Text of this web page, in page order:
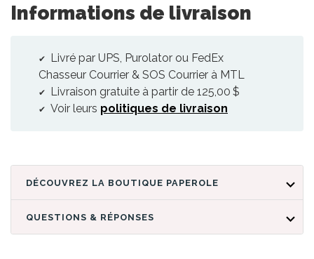
Informations de livraison
Livré par UPS, Purolator ou FedEx
Chasseur Courrier & SOS Courrier à MTL
Livraison gratuite à partir de 125,00 $
Voir leurs politiques de livraison
DÉCOUVREZ LA BOUTIQUE PAPEROLE
QUESTIONS & RÉPONSES